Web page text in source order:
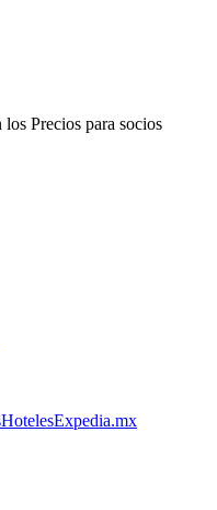
Precios para socios
HotelesExpedia.mx